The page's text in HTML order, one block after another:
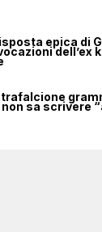
epica di
dell’ex
non sa scrivere